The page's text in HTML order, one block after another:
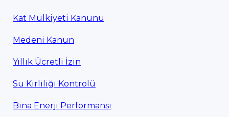
Kat Mülkiyeti Kanunu
Medeni Kanun
Yıllık Ücretli İzin
Su Kirliliği Kontrolü
Bina Enerji Performansı